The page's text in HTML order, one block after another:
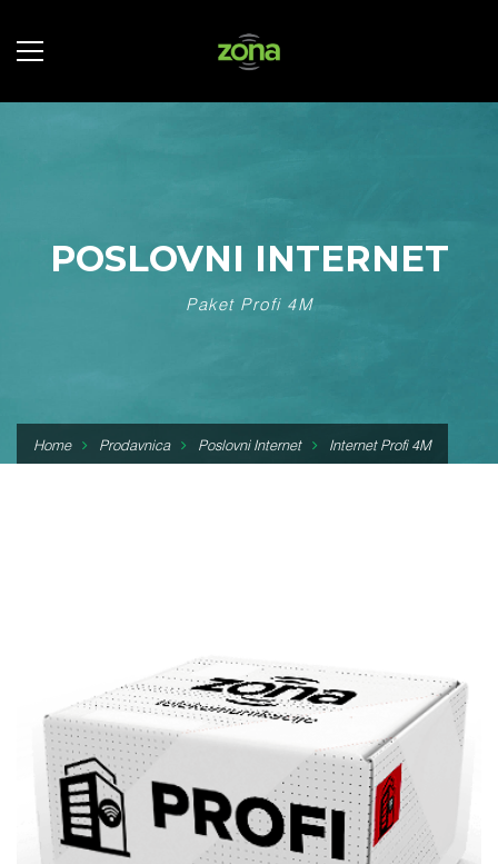
POSLOVNI INTERNET
Paket Profi 4M
Home Prodavnica Poslovni Internet Internet Profi 4M